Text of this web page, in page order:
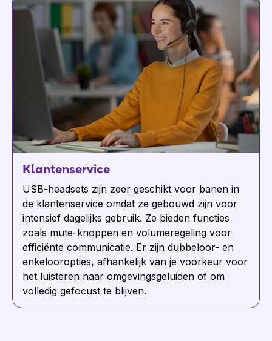
Klantenservice
USB-headsets zijn zeer geschikt voor banen in
de klantenservice omdat ze gebouwd zijn voor
intensief dagelijks gebruik. Ze bieden functies
zoals mute-knoppen en volumeregeling voor
efficiënte communicatie. Er zijn dubbeloor- en
enkelooropties, afhankelijk van je voorkeur voor
het luisteren naar omgevingsgeluiden of om
volledig gefocust te blijven.